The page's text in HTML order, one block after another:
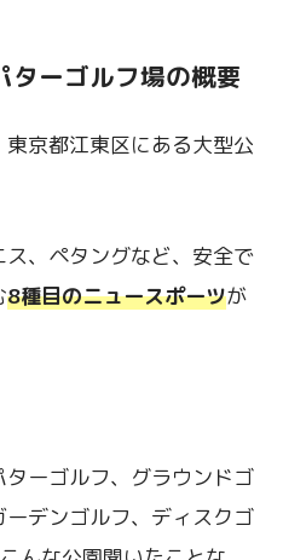
ターゴルフ場の概要
東京都江東区にある大型公
、ペタングなど、安全で
8種目のニュースポーツが
ーゴルフ、グラウンドゴ
デンゴルフ、ディスクゴ